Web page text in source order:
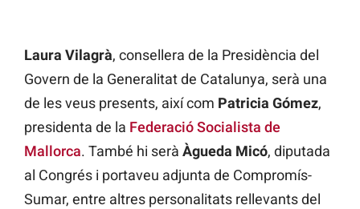
Laura Vilagrà, consellera de la Presidència del
Govern de la Generalitat de Catalunya, serà una
de les veus presents, així com Patricia Gómez,
presidenta de la Federació Socialista de
Mallorca. També hi serà Àgueda Micó, diputada
al Congrés i portaveu adjunta de Compromís-
Sumar, entre altres personalitats rellevants del